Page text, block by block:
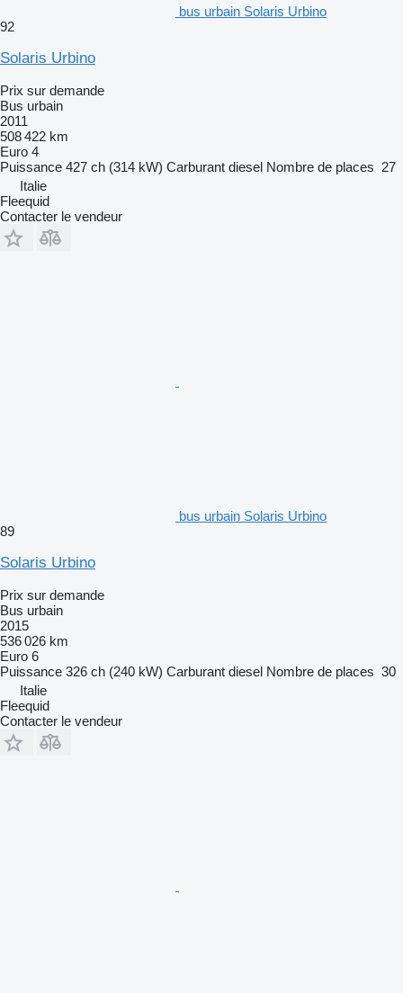
bus urbain Solaris Urbino
92
Solaris Urbino
Prix sur demande
Bus urbain
2011
508 422 km
Euro 4
Puissance 427 ch (314 kW) Carburant diesel Nombre de places 27
Italie
Fleequid
Contacter le vendeur
bus urbain Solaris Urbino
89
Solaris Urbino
Prix sur demande
Bus urbain
2015
536 026 km
Euro 6
Puissance 326 ch (240 kW) Carburant diesel Nombre de places 30
Italie
Fleequid
Contacter le vendeur